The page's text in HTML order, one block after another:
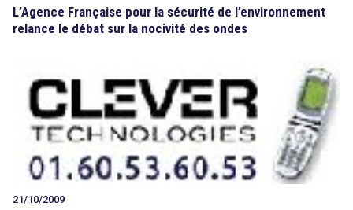
L’Agence Française pour la sécurité de l’environnement
relance le débat sur la nocivité des ondes
21/10/2009